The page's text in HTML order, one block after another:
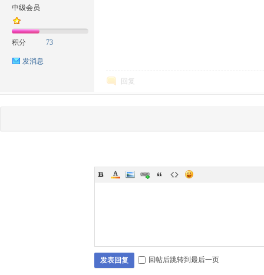
中级会员
积分 73
发消息
回复
发表回复 回帖后跳转到最后一页